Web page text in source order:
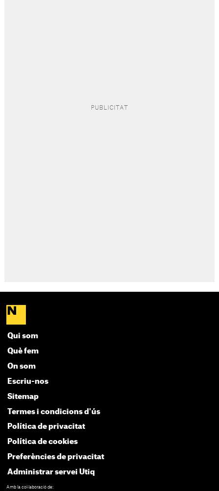
Qui som
Què fem
On som
Escriu-nos
Sitemap
Termes i condicions d'ús
Política de privacitat
Política de cookies
Preferències de privacitat
Administrar servei Utiq
Amb la col·laboració de: